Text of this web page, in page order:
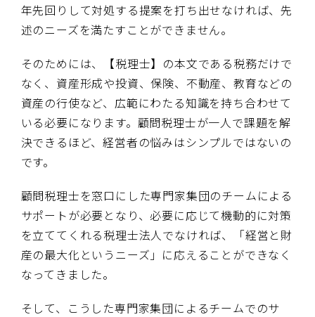
年先回りして対処する提案を打ち出せなければ、先
述のニーズを満たすことができません。
そのためには、【税理士】の本文である税務だけで
なく、資産形成や投資、保険、不動産、教育などの
資産の行使など、広範にわたる知識を持ち合わせて
いる必要になります。顧問税理士が一人で課題を解
決できるほど、経営者の悩みはシンプルではないの
です。
顧問税理士を窓口にした専門家集団のチームによる
サポートが必要となり、必要に応じて機動的に対策
を立ててくれる税理士法人でなければ、「経営と財
産の最大化というニーズ」に応えることができなく
なってきました。
そして、こうした専門家集団によるチームでのサ